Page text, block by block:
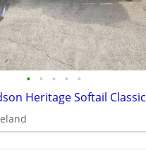
• • • • •
Heritage Softail Classic